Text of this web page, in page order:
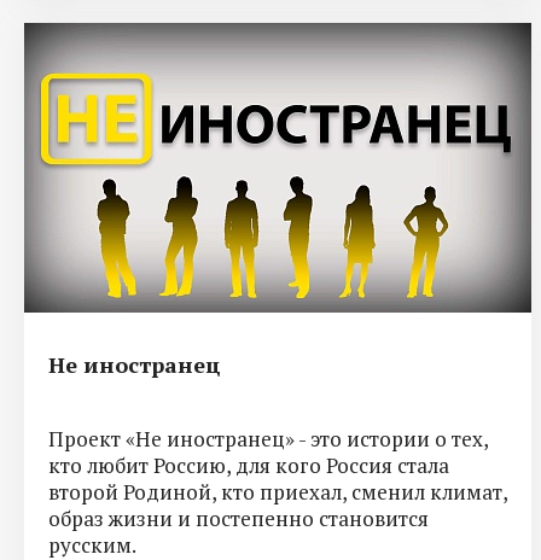
Не иностранец
Проект «Не иностранец» - это истории о тех,
кто любит Россию, для кого Россия стала
второй Родиной, кто приехал, сменил климат,
образ жизни и постепенно становится
русским.